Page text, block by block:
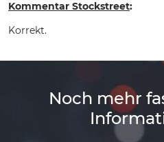
Kommentar Stockstreet:
Korrekt.
Noch mehr